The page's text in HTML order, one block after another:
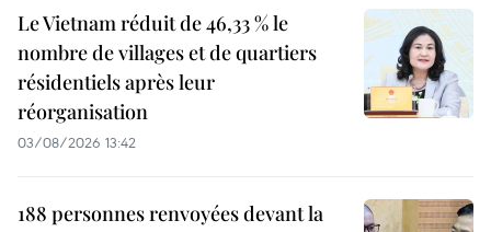
Le Vietnam réduit de 46,33 % le
nombre de villages et de quartiers
résidentiels après leur
réorganisation
03/08/2026 13:42
188 personnes renvoyées devant la